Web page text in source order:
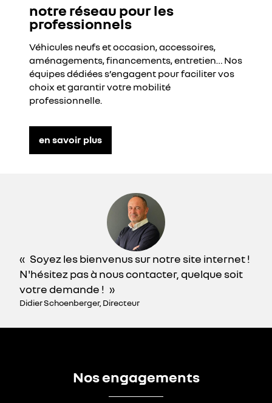
notre réseau pour les
professionnels
Véhicules neufs et occasion, accessoires,
aménagements, financements, entretien… Nos
équipes dédiées s’engagent pour faciliter vos
choix et garantir votre mobilité
professionnelle.
en savoir plus
Soyez les bienvenus sur notre site internet !
N'hésitez pas à nous contacter, quelque soit
votre demande !
Didier Schoenberger, Directeur
Nos engagements